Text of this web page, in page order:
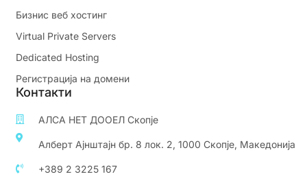
Бизнис веб хостинг
Virtual Private Servers
Dedicated Hosting
Регистрација на домени
Контакти
АЛСА НЕТ ДООЕЛ Скопје
Алберт Ајнштајн бр. 8 лок. 2, 1000 Скопје, Македонија
+389 2 3225 167